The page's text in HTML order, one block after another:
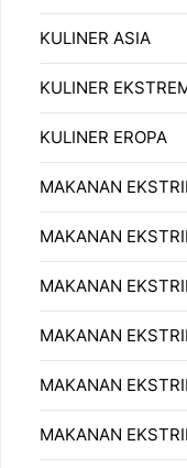
KULINER ASIA
KULINER
KULINER EROPA
MAKANAN
MAKANAN
MAKANAN
MAKANAN
MAKANAN
MAKANAN